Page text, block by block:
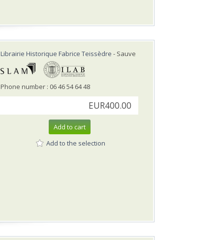
Librairie Historique Fabrice Teissèdre - Sauve
Phone number : 06 46 54 64 48
EUR400.00
Add to cart
Add to the selection